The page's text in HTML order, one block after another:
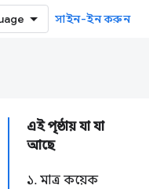
সাইন-ইন করুন
এই পৃষ্ঠায় যা যা
আছে
১. মাত্র কয়েক